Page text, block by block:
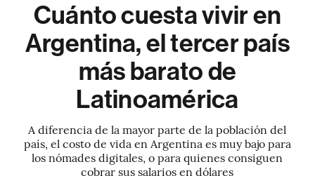
Cuánto cuesta vivir en
Argentina, el tercer país
más barato de
Latinoamérica
A diferencia de la mayor parte de la población del
país, el costo de vida en Argentina es muy bajo para
los nómades digitales, o para quienes consiguen
cobrar sus salarios en dólares